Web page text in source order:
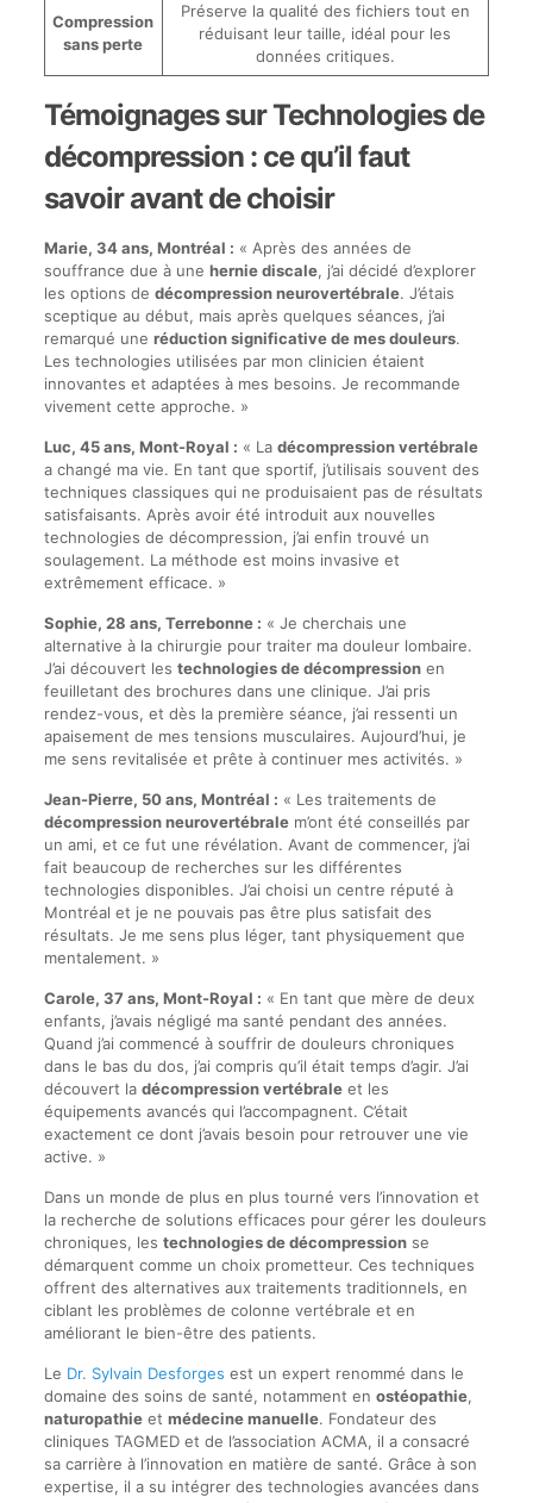
Compression
sans perte
Préserve la qualité des fichiers tout en
réduisant leur taille, idéal pour les
données critiques.
Témoignages sur Technologies de
décompression : ce qu’il faut
savoir avant de choisir
Marie, 34 ans, Montréal : « Après des années de
souffrance due à une hernie discale, j’ai décidé d’explorer
les options de décompression neurovertébrale. J’étais
sceptique au début, mais après quelques séances, j’ai
remarqué une réduction significative de mes douleurs.
Les technologies utilisées par mon clinicien étaient
innovantes et adaptées à mes besoins. Je recommande
vivement cette approche. »
Luc, 45 ans, Mont-Royal : « La décompression vertébrale
a changé ma vie. En tant que sportif, j’utilisais souvent des
techniques classiques qui ne produisaient pas de résultats
satisfaisants. Après avoir été introduit aux nouvelles
technologies de décompression, j’ai enfin trouvé un
soulagement. La méthode est moins invasive et
extrêmement efficace. »
Sophie, 28 ans, Terrebonne : « Je cherchais une
alternative à la chirurgie pour traiter ma douleur lombaire.
J’ai découvert les technologies de décompressionen
feuilletant des brochures dans une clinique. J’ai pris
rendez-vous, et dès la première séance, j’ai ressenti un
apaisement de mes tensions musculaires. Aujourd’hui, je
me sens revitalisée et prête à continuer mes activités. »
Jean-Pierre, 50 ans, Montréal : « Les traitements de
décompression neurovertébralem’ont été conseillés par
un ami, et ce fut une révélation. Avant de commencer, j’ai
fait beaucoup de recherches sur les différentes
technologies disponibles. J’ai choisi un centre réputé à
Montréal et je ne pouvais pas être plus satisfait des
résultats. Je me sens plus léger, tant physiquement que
mentalement. »
Carole, 37 ans, Mont-Royal : « En tant que mère de deux
enfants, j’avais négligé ma santé pendant des années.
Quand j’ai commencé à souffrir de douleurs chroniques
dans le bas du dos, j’ai compris qu’il était temps d’agir. J’ai
découvert la décompression vertébraleet les
équipements avancés qui l’accompagnent. C’était
exactement ce dont j’avais besoin pour retrouver une vie
active. »
Dans un monde de plus en plus tourné vers l’innovation et
la recherche de solutions efficaces pour gérer les douleurs
chroniques, les technologies de décompressionse
démarquent comme un choix prometteur. Ces techniques
offrent des alternatives aux traitements traditionnels, en
ciblant les problèmes de colonne vertébrale et en
améliorant le bien-être des patients.
Le Dr. Sylvain Desforges est un expert renommé dans le
domaine des soins de santé, notamment en ostéopathie,
naturopathieet médecine manuelle. Fondateur des
cliniques TAGMED et de l’association ACMA, il a consacré
sa carrière à l’innovation en matière de santé. Grâce à son
expertise, il a su intégrer des technologies avancées dans